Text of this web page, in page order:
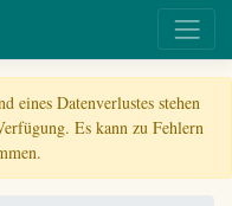
eines Datenverlustes stehen
Es kann zu Fehlern